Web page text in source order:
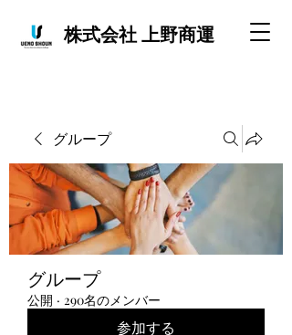
株式会社 上野商運
グループ
グループ
公開 · 290名のメンバー
参加する